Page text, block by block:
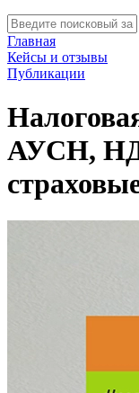
Главная
Кейсы и отзывы
Публикации
АУСН,